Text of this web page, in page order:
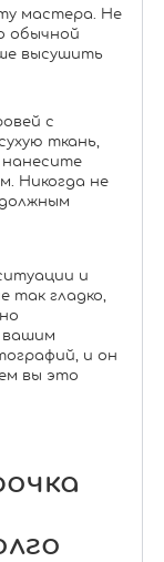
мастера. Не
обычной
высушить
с
ткань,
Никогда не
и
так гладко,
вашим
и он
вы это